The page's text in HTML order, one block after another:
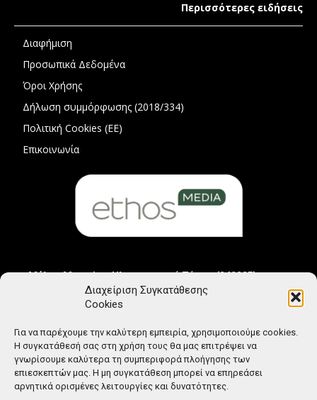
Διαχείριση Συγκατάθεσης
Cookies
Για να παρέχουμε την καλύτερη εμπειρία, χρησιμοποιούμε cookies.
Η συγκατάθεσή σας στη χρήση τους θα μας επιτρέψει να
γνωρίσουμε καλύτερα τη συμπεριφορά πλοήγησης των
επιεσκεπτών μας. Η μη συγκατάθεση μπορεί να επηρεάσει
αρνητικά ορισμένες λειτουργίες και δυνατότητες.
Περισσότερες ειδήσεις
Διαφήμιση
Προσωπικά Δεδομένα
Όροι Χρήσης
Δήλωση συμμόρφωσης (2018/334)
Πολιτική Cookies (ΕΕ)
Επικοινωνία
Μέλος Μητρώου Ηλεκτρονικού Τύπου (242225)